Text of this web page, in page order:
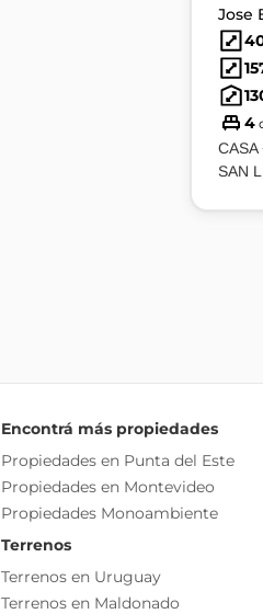
Jose
4
CASA
SAN
Encontrá más propiedades
Propiedades en Punta del Este
Propiedades en Montevideo
Propiedades Monoambiente
Terrenos
Terrenos en Uruguay
Terrenos en Maldonado